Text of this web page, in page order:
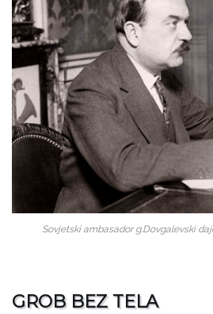
Sovjetski ambasador g.Dovgalevski
GROB BEZ TELA